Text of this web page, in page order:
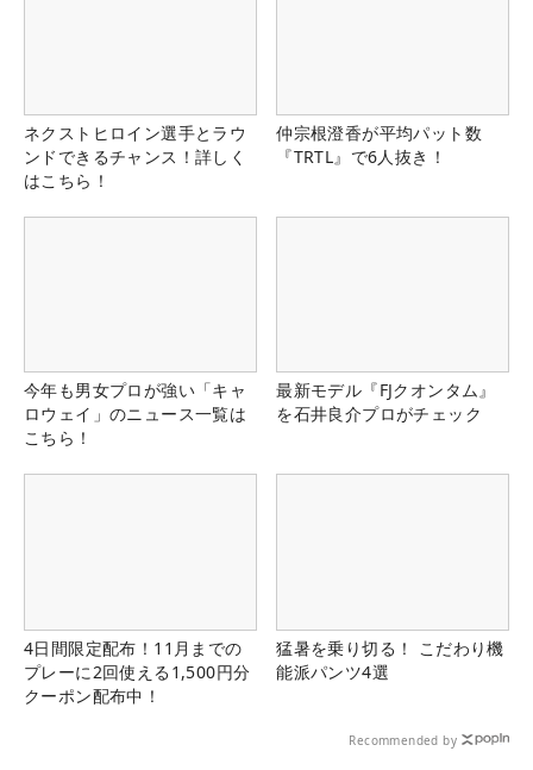
ネクストヒロイン選手とラウ
ンドできるチャンス！詳しく
はこちら！
仲宗根澄香が平均パット数
『TRTL』で6人抜き！
今年も男女プロが強い「キャ
ロウェイ」のニュース一覧は
こちら！
最新モデル『FJクオンタム』
を石井良介プロがチェック
4日間限定配布！11月までの
プレーに2回使える1,500円分
クーポン配布中！
猛暑を乗り切る！ こだわり機
能派パンツ4選
Recommended by